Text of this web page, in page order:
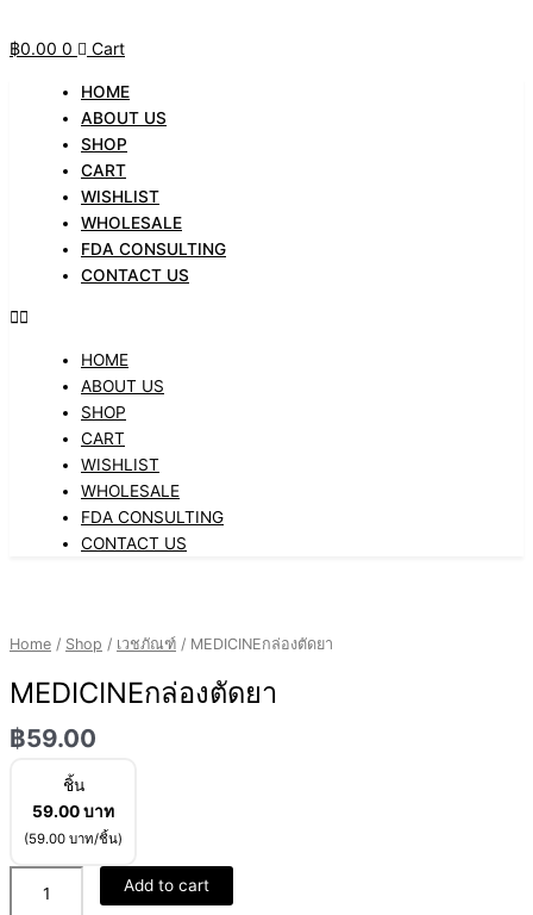
to฿0.00 0 Cart
HOME
ABOUT US
SHOP
CART
WISHLIST
WHOLESALE
FDA CONSULTING
CONTACT US
HOME
ABOUT US
SHOP
CART
WISHLIST
WHOLESALE
FDA CONSULTING
CONTACT US
Home / Shop / เวชภัณฑ์ / MEDICINEกล่องตัดยา
MEDICINEกล่องตัดยา
฿59.00
ชิ้น
59.00บาท
(59.00 บาท/ชิ้น)
ยา
Add to cart